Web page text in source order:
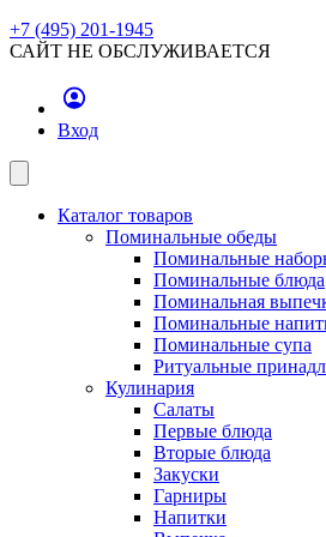
+7 (495) 201-1945
САЙТ НЕ ОБСЛУЖИВАЕТСЯ
Вход
Каталог товаров
Поминальные обеды
Поминальные
Поминальные блюда
Поминальная
Поминальные
Поминальные супа
Ритуальные
Кулинария
Салаты
Первые блюда
Вторые блюда
Закуски
Гарниры
Напитки